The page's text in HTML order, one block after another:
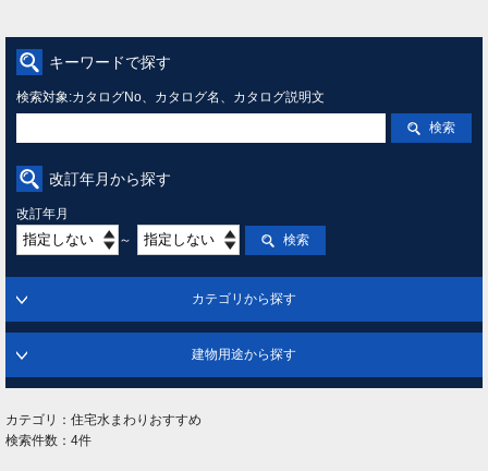
キーワードで探す
検索対象:カタログNo、カタログ名、カタログ説明文
検索
改訂年月から探す
改訂年月
～
検索
カテゴリから探す
建物用途から探す
カテゴリ：住宅水まわりおすすめ
検索件数：4件